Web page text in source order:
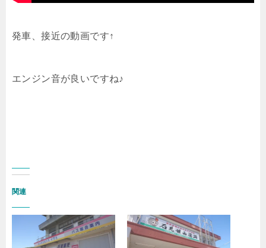
発車、接近の動画です↑
エンジン音が良いですね♪
関連